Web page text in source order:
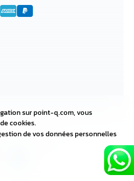
POINT-Q.COM
sur point-q.com, vous
cookies.
de vos données personnelles